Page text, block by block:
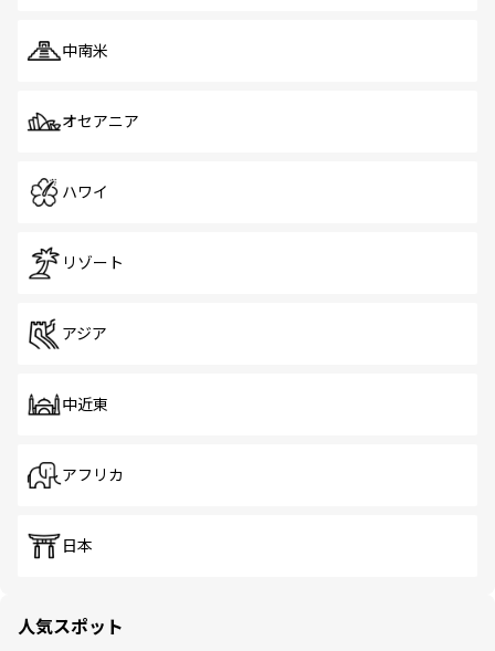
中南米
オセアニア
ハワイ
リゾート
アジア
中近東
アフリカ
日本
人気スポット